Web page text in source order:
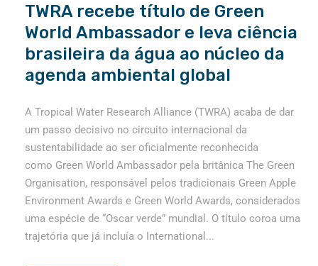
TWRA recebe título de Green
World Ambassador e leva ciência
brasileira da água ao núcleo da
agenda ambiental global
A Tropical Water Research Alliance (TWRA) acaba de dar
um passo decisivo no circuito internacional da
sustentabilidade ao ser oficialmente reconhecida
como Green World Ambassador pela britânica The Green
Organisation, responsável pelos tradicionais Green Apple
Environment Awards e Green World Awards, considerados
uma espécie de “Oscar verde” mundial. O título coroa uma
trajetória que já incluía o International...